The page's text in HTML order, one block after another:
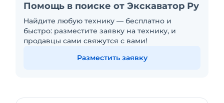
Помощь в поиске от Экскаватор Ру
Найдите любую технику — бесплатно и
быстро: разместите заявку на технику, и
продавцы сами свяжутся с вами!
Разместить заявку